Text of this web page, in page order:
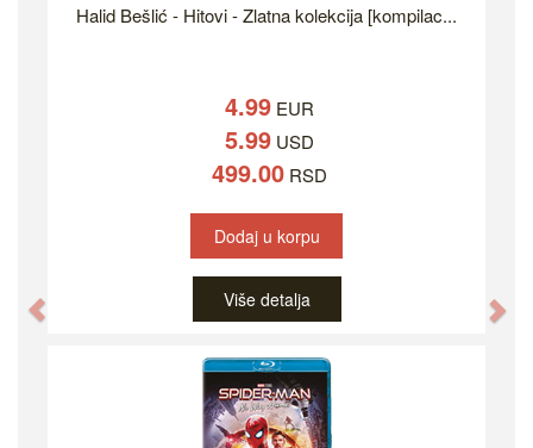
Halid Bešlić - Hitovi - Zlatna kolekcija [kompilac...
4.99 EUR
5.99 USD
499.00 RSD
Dodaj u korpu
Više detalja